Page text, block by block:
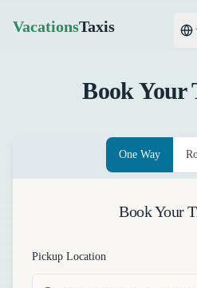
VacationsTaxis
Book Your
One Way
Book Your
Pickup Location